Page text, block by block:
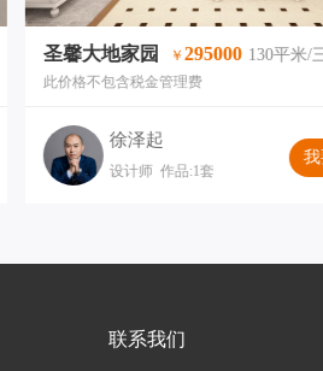
圣馨大地家园 ￥ 295000 130平米/
此价格不包含税金管理费
徐泽起
设计师 作品:1套
联系我们